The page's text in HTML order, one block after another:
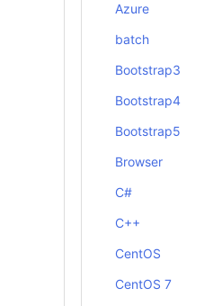
Azure
batch
Bootstrap3
Bootstrap4
Bootstrap5
Browser
C#
C++
CentOS
CentOS 7